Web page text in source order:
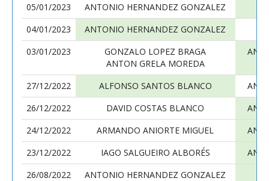
05/01/2023 ANTONIO HERNANDEZ GONZALEZ
04/01/2023
ANTONIO HERNANDEZ GONZALEZ
03/01/2023
GONZALO LOPEZ BRAGA
ANTON GRELA MOREDA
27/12/2022 ALFONSO SANTOS BLANCO
26/12/2022
DAVID COSTAS BLANCO
24/12/2022
ARMANDO ANIORTE MIGUEL
23/12/2022
IAGO SALGUEIRO ALBORÉS
26/08/2022
ANTONIO HERNANDEZ GONZALEZ